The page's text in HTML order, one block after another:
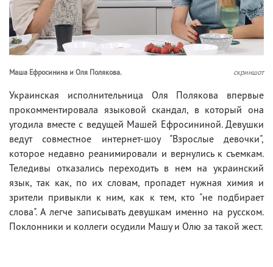
Маша Ефросинина и Оля Полякова. скриншот
Украинская исполнительница Оля Полякова впервые
прокомментировала языковой скандал, в который она
угодила вместе с ведущей Машей Ефросининой. Девушки
ведут совместное интернет-шоу "Взрослые девочки",
которое недавно реанимировали и вернулись к съемкам.
Теледивы отказались переходить в нем на украинский
язык, так как, по их словам, пропадет нужная химия и
зрители привыкли к ним, как к тем, кто "не подбирает
слова". А легче записывать девушкам именно на русском.
Поклонники и коллеги осудили Машу и Олю за такой жест.